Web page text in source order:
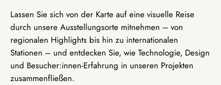
Lassen Sie sich von der Karte auf eine visuelle Reise
durch unsere Ausstellungsorte mitnehmen – von
regionalen Highlights bis hin zu internationalen
Stationen – und entdecken Sie, wie Technologie, Design
und Besucher:innen-Erfahrung in unseren Projekten
zusammenfließen.